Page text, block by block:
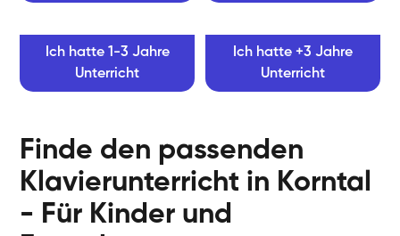
Ich hatte 1-3 Jahre
Unterricht
Ich hatte +3 Jahre
Unterricht
Finde den passenden
Klavierunterricht in Korntal
- Für Kinder und